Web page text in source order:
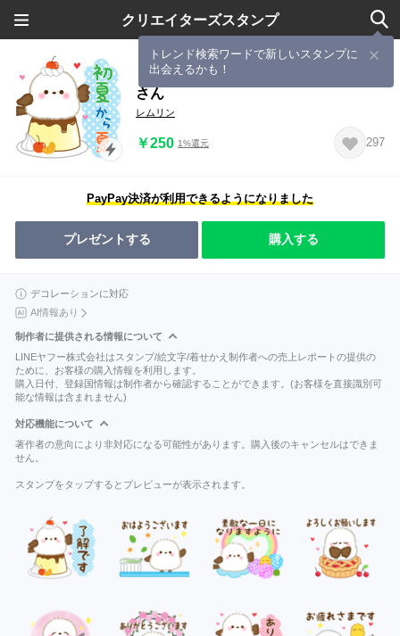
クリエイターズスタンプ
トレンド検索ワードで新しいスタンプに
出会えるかも！
【初夏から夏】ふっくら♡シマエナガ
さん
レムリン
￥250 1%還元 297
PayPay決済が利用できるようになりました
プレゼントする 購入する
デコレーションに対応
AI情報あり
制作者に提供される情報について
LINEヤフー株式会社はスタンプ/絵文字/着せかえ制作者への売上レポートの提供の
ために、お客様の購入情報を利用します。
購入日付、登録国情報は制作者から確認することができます。(お客様を直接識別可
能な情報は含まれません)
対応機能について
著作者の意向により非対応になる可能性があります。購入後のキャンセルはできま
せん。
スタンプをタップするとプレビューが表示されます。